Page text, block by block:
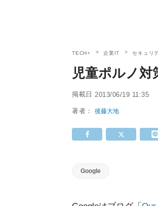
TECH+ 企業IT セキュリ
児童ポルノ対
掲載日 2013/06/19 11:35
著者：後藤大地
Google